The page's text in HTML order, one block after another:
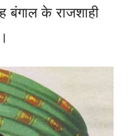
बंगाल के राजशाही